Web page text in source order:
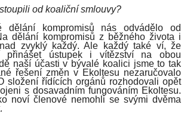
od koaliční smlouvy?
dělání kompromisů nás odvádělo od
dělání kompromisů z běžného života i
zvyklý každý. Ale každý také ví, že
přinášet ústupek i vítězství na obou
naší účasti v bývalé koalici jsme to tak
řešení změn v Ekoltesu nezaručovalo
složení řídících orgánů rozhodovali opět
s dosavadním fungováním Ekoltesu.
noví členové nemohli se svými dvěma